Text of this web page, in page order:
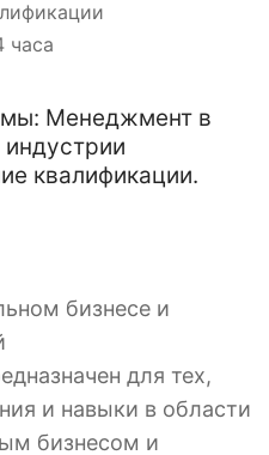
часа
Менеджмент в
квалификации.
бизнесе и
для тех,
и навыки в области
бизнесом и